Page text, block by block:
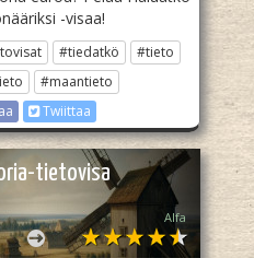
-visaa!
#tiedatkö
#tieto
#maantieto
Twiittaa
tietovisa
Alfa